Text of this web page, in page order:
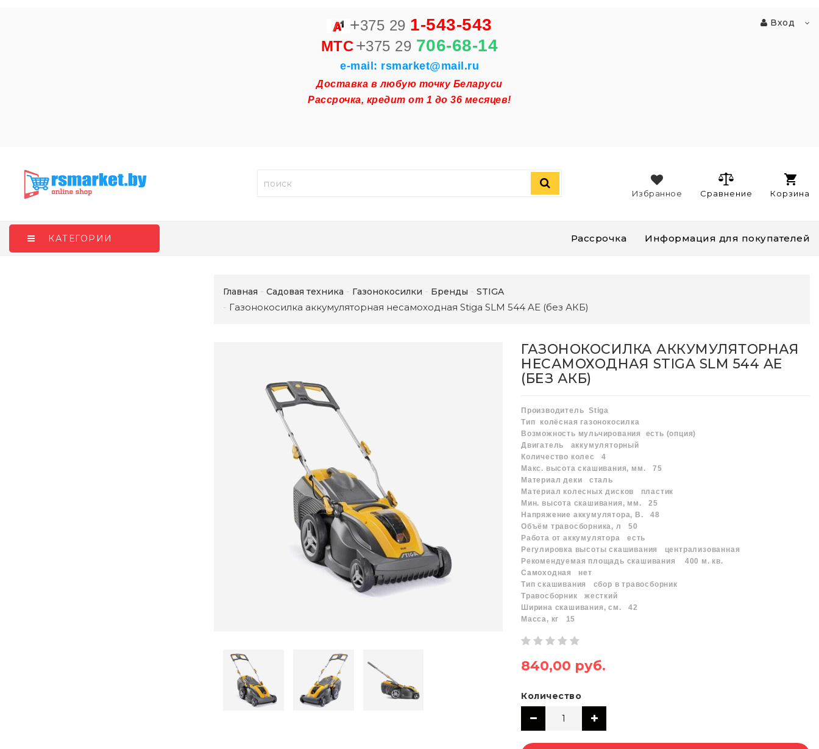
+375 29 1-543-543
MTC+375 29 706-68-14
e-mail: rsmarket@mail.ru
Доставка в любую точку Беларуси
Рассрочка, кредит от 1 до 36 месяцев!
Вход
Корзина
Сравнение
Избранное
КАТЕГОРИИ Рассрочка Информация для покупателей
Главная Садовая техника Газонокосилки Бренды STIGA
Газонокосилка аккумуляторная несамоходная Stiga SLM 544 AE (без АКБ)
ГАЗОНОКОСИЛКА АККУМУЛЯТОРНАЯ
НЕСАМОХОДНАЯ STIGA SLM 544 AE
(БЕЗ АКБ)
ПроизводительStiga
Тип колёсная газонокосилка
Возможность мульчирования есть (опция)
Двигатель аккумуляторный
Количество колес4
Макс. высота скашивания, мм. 75
Материал деки сталь
Материал колесных дисков пластик
Мин. высота скашивания, мм.25
Напряжение аккумулятора, В.48
Объём травосборника, л50
Работа от аккумулятораесть
Регулировка высоты скашивания централизованная
Рекомендуемая площадь скашивания 400 м. кв.
Самоходная нет
Тип скашивания сбор в травосборник
Травосборникжесткий
Ширина скашивания, см.42
Масса, кг 15
840,00 руб.
Количество